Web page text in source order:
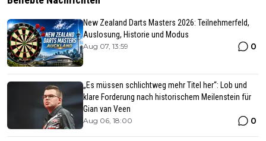
New Zealand Darts Masters 2026: Teilnehmerfeld,
Auslosung, Historie und Modus
Aug 07, 13:59 0
„Es müssen schlichtweg mehr Titel her“: Lob und
klare Forderung nach historischem Meilenstein für
Gian van Veen
Aug 06, 18:00 0